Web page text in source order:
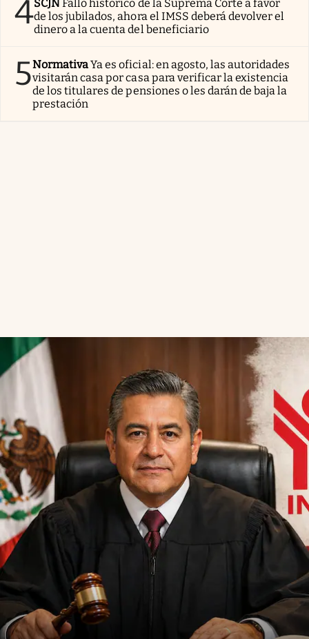
4SCJN Fallo histórico de la Suprema Corte a favor
de los jubilados, ahora el IMSS deberá devolver el
dinero a la cuenta del beneficiario
5NormativaYa es oficial: en agosto, las autoridades
visitarán casa por casa para verificar la existencia
de los titulares de pensiones o les darán de baja la
prestación